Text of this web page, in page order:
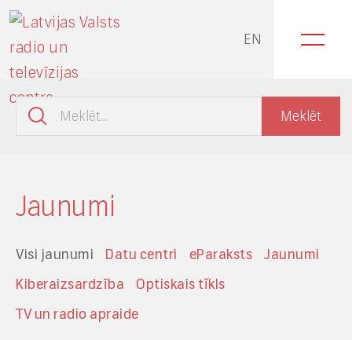
EN
Jaunumi
Visi jaunumi Datu centri eParaksts
Jaunumi
Kiberaizsardzība
Optiskais tīkls
TV un radio apraide